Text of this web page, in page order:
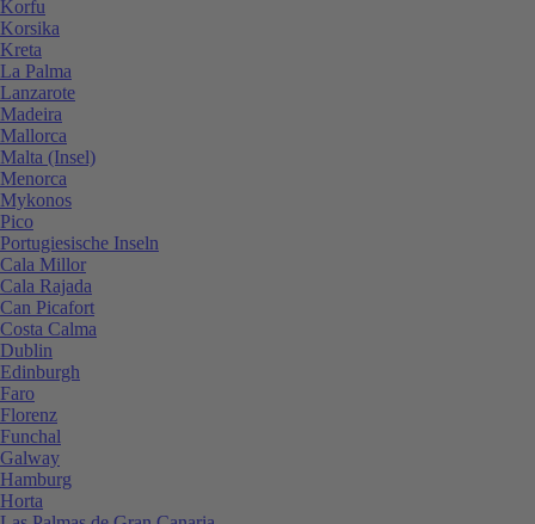
Korfu
Korsika
Kreta
La Palma
Lanzarote
Madeira
Mallorca
Malta (Insel)
Menorca
Mykonos
Pico
Portugiesische Inseln
Cala Millor
Cala Rajada
Can Picafort
Costa Calma
Dublin
Edinburgh
Faro
Florenz
Funchal
Galway
Hamburg
Horta